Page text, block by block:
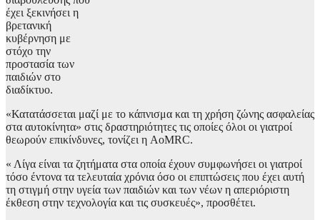
έχει ξεκινήσει η
βρετανική
κυβέρνηση με
στόχο την
προστασία των
παιδιών στο
διαδίκτυο.
«Κατατάσσεται μαζί με το κάπνισμα και τη χρήση ζώνης ασφαλείας
στα αυτοκίνητα» στις δραστηριότητες τις οποίες όλοι οι γιατροί
θεωρούν επικίνδυνες, τονίζει η AoMRC.
« Λίγα είναι τα ζητήματα στα οποία έχουν συμφωνήσει οι γιατροί
τόσο έντονα τα τελευταία χρόνια όσο οι επιπτώσεις που έχει αυτή
τη στιγμή στην υγεία των παιδιών και των νέων η απεριόριστη
έκθεση στην τεχνολογία και τις συσκευές», προσθέτει.